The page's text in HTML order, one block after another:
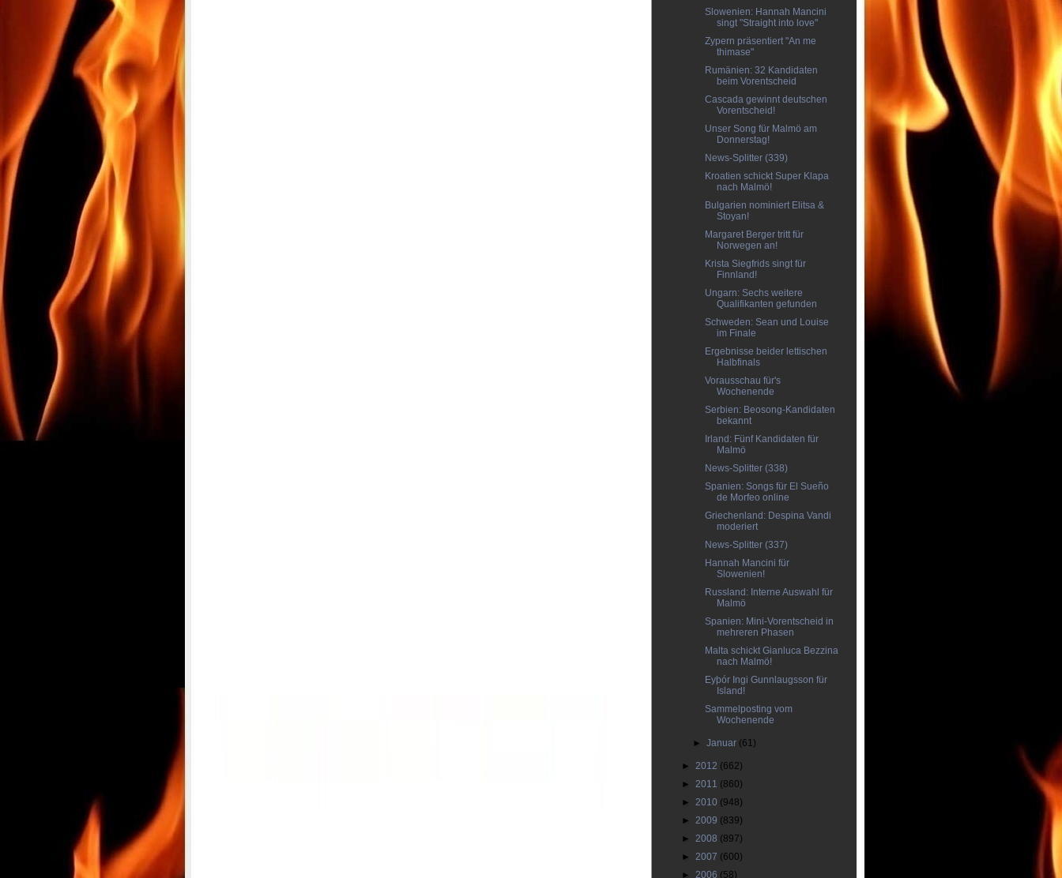
Slowenien: Hannah Mancini
singt "Straight into love"
Zypern präsentiert "An me
thimase"
Rumänien: 32 Kandidaten
beim Vorentscheid
Cascada gewinnt deutschen
Vorentscheid!
Unser Song für Malmö am
Donnerstag!
News-Splitter (339)
Kroatien schickt Super Klapa
nach Malmö!
Bulgarien nominiert Elitsa &
Stoyan!
Margaret Berger tritt für
Norwegen an!
Krista Siegfrids singt für
Finnland!
Ungarn: Sechs weitere
Qualifikanten gefunden
Schweden: Sean und Louise
im Finale
Ergebnisse beider lettischen
Halbfinals
Vorausschau für's
Wochenende
Serbien: Beosong-Kandidaten
bekannt
Irland: Fünf Kandidaten für
Malmö
News-Splitter (338)
Spanien: Songs für El Sueño
de Morfeo online
Griechenland: Despina Vandi
moderiert
News-Splitter (337)
Hannah Mancini für
Slowenien!
Russland: Interne Auswahl für
Malmö
Spanien: Mini-Vorentscheid in
mehreren Phasen
Malta schickt Gianluca Bezzina
nach Malmö!
Eyþór Ingi Gunnlaugsson für
Island!
Sammelposting vom
Wochenende
►Januar (61)
► 2012 (662)
► 2011 (860)
► 2010 (948)
► 2009 (839)
► 2008 (897)
► 2007 (600)
► 2006 (58)